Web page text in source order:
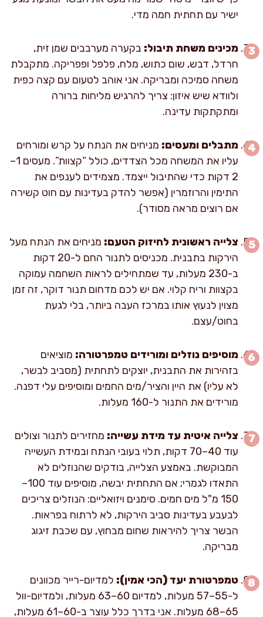
ישיר עם תחתית חמה מדי.
מכינים משחת תיבול: בקערה מערבבים שמן זית,
חרדל, דבש, שום כתוש, מלח, פלפל ופפריקה. מתקבלת
משחה סמיכה ומבריקה. אני אוהב לטעום עם קצה כפית
ולוודא שיש איזון: צריך להרגיש מליחות ברורה
ומתקתקות עדינה.
מתבלים ומעסים: מניחים את הנתח על קרש ומורחים
עליו את המשחה מכל הצדדים, כולל “קצוות”. מעסים 1–
2 דקות כדי שהתיבול ייצמד. מצמידים לענפים את
התימין והרוזמרין (אפשר להדק בעדינות עם חוט קשירה
אם רוצים מראה מסודר).
צלייה ראשונית לחיזוק הטעם: מניחים את הנתח מעל
הירקות בתבנית. מכניסים לתנור החם ל-20 דקות
ב-230 מעלות, עד שמתחילים לראות השחמה עמוקה
בקצוות וריח קלוי. אם יש לכם מדחום תנור דוקר, זה זמן
מצוין לנעוץ אותו במרכז העבה ביותר, בלי לגעת
בחוט/עצם.
מוסיפים נוזלים ומורידים טמפרטורה: מוציאים
בזהירות את התבנית, יוצקים לתחתית (מסביב לבשר,
לא עליו) את היין והציר/מים החמים ומוסיפים עלי דפנה.
מורידים את התנור ל-160 מעלות.
צלייה איטית עד מידת עשייה: מחזירים לתנור וצולים
עוד 40–70 דקות, תלוי בעובי הנתח ובמידת העשייה
המבוקשת. באמצע הצלייה, בודקים שהנוזלים לא
התאדו לגמרי; אם התחתית יבשה, מוסיפים עוד 100–
150 מ"ל מים חמים. סימנים ויזואליים: הנוזלים צריכים
לבעבע בעדינות סביב הירקות, לא לרתוח בפראות.
הבשר צריך להיראות שחום מבחוץ, עם שכבת זיגוג
מבריקה.
טמפרטורת יעד (הכי אמין): למדיום-רייר מכוונים
ל-55–57 מעלות, למדיום 60–63 מעלות, ולמדיום-וול
65–68 מעלות. אני בדרך כלל עוצר ב-60–61 מעלות,